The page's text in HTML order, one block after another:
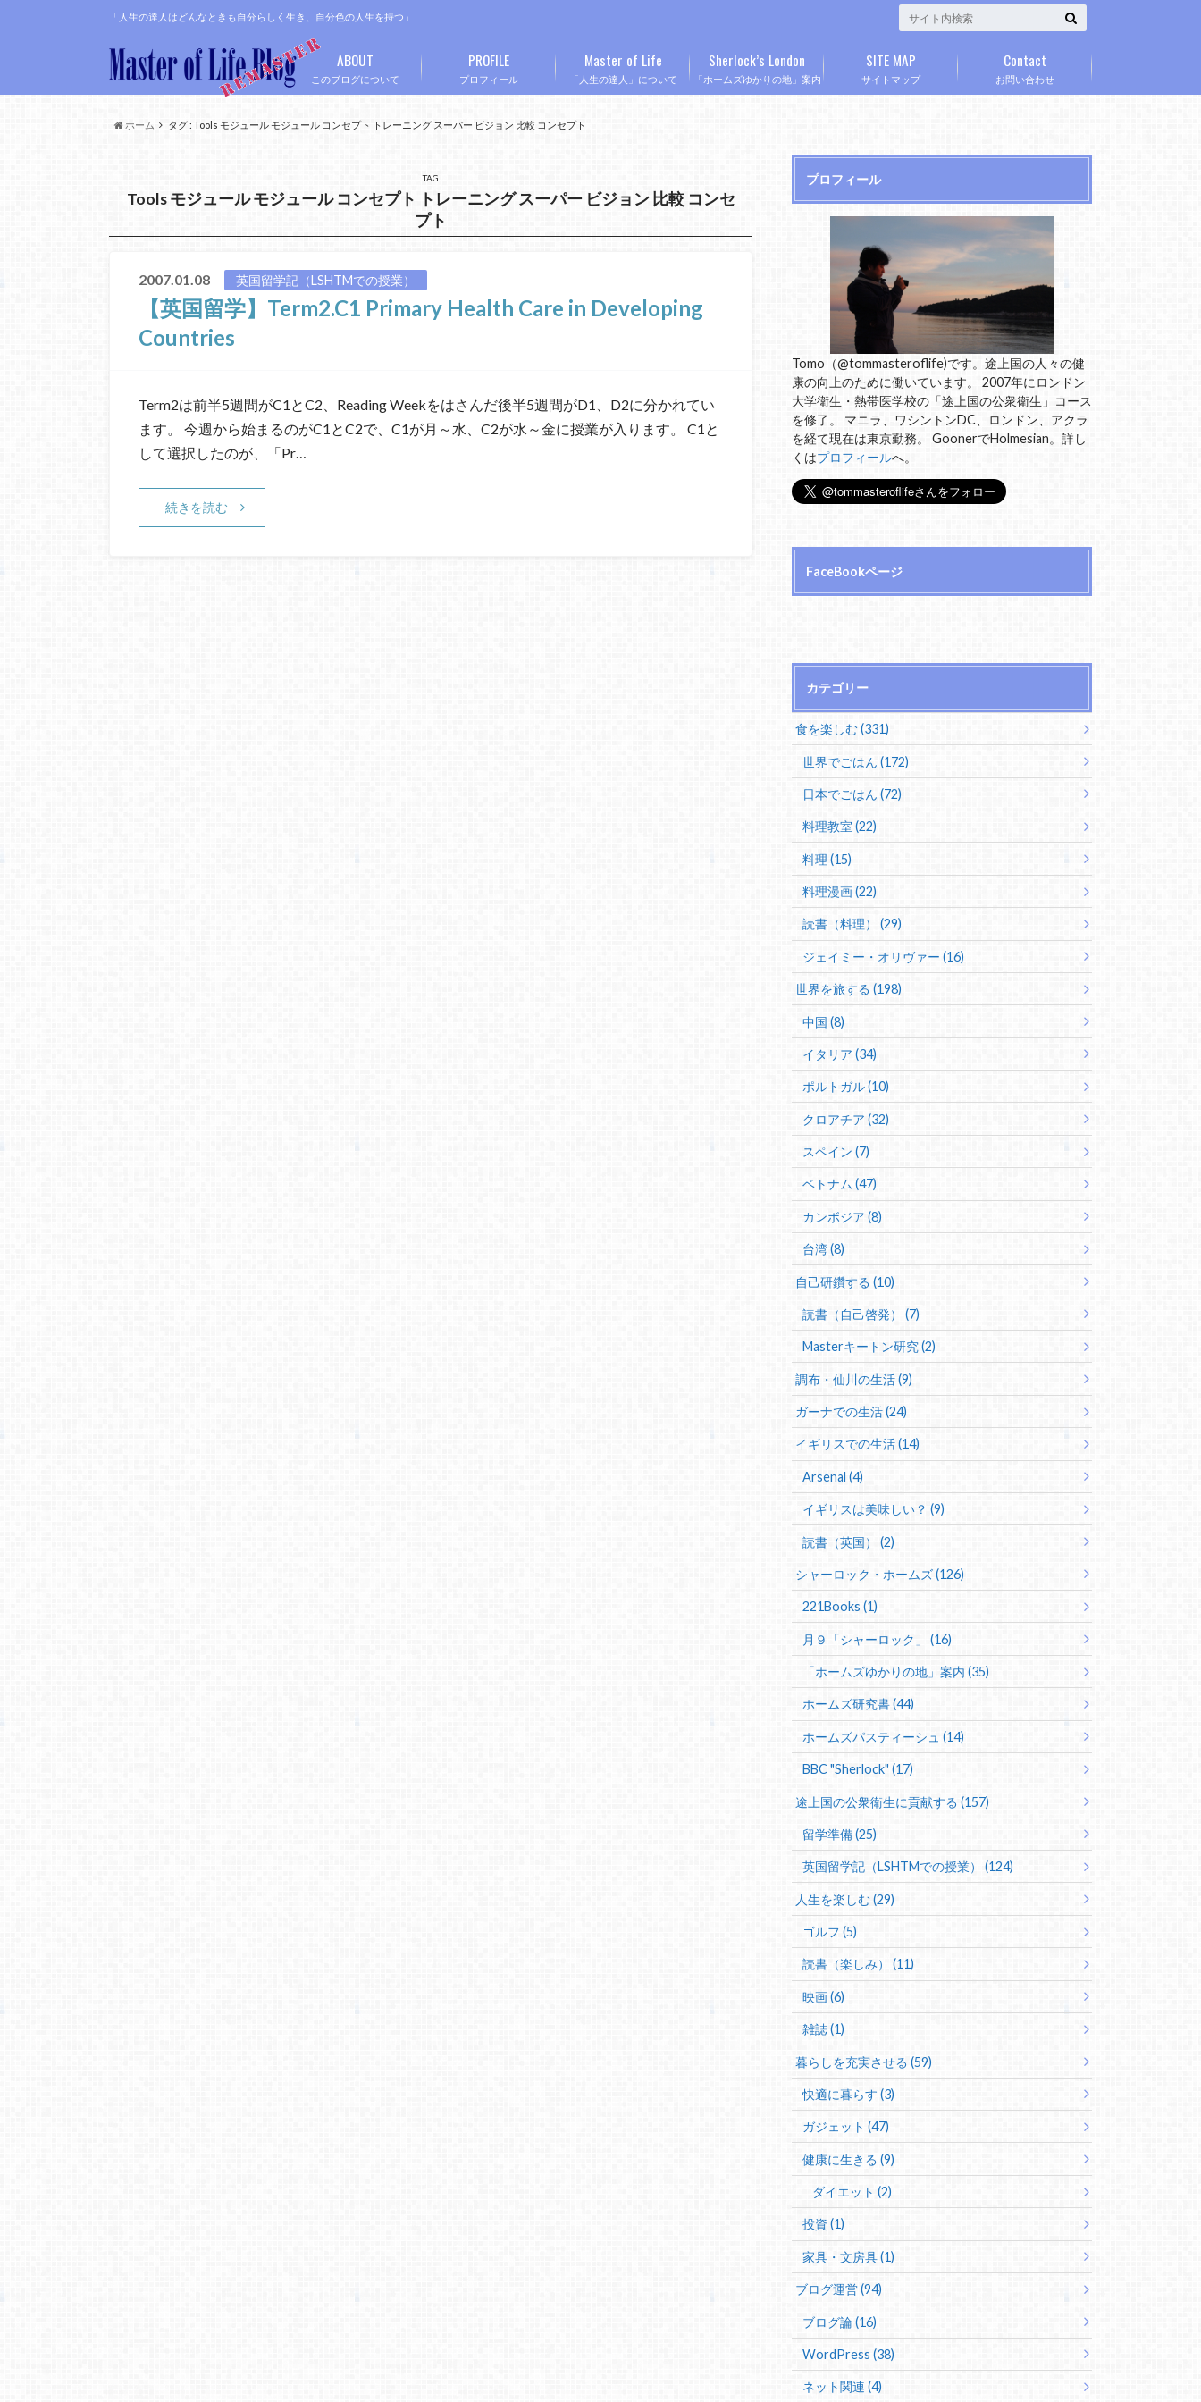
「人生の達人はどんなときも自分らしく生き、自分色の人生を持つ」
このブログについて
ABOUT
プロフィール
PROFILE
「人生の達人」について
Master of Life
「ホームズゆかりの地」案内
Sherlock’s London
サイトマップ
SITE MAP
お問い合わせ
Contact
ホーム タグ : Tools モジュール モジュール コンセプト トレーニング スーパー ビジョン 比較 コンセプト
TAG
Tools モジュール モジュール コンセプト トレーニング スーパー ビジョン 比較 コンセ
プト
2007.01.08 英国留学記（LSHTMでの授業）
【英国留学】Term2.C1 Primary Health Care in Developing
Countries
Term2は前半5週間がC1とC2、Reading Weekをはさんだ後半5週間がD1、D2に分かれてい
ます。 今週から始まるのがC1とC2で、C1が月～水、C2が水～金に授業が入ります。 C1と
して選択したのが、「Pr…
続きを読む
プロフィール
Tomo（@tommasteroflife)です。途上国の人々の健
康の向上のために働いています。 2007年にロンドン
大学衛生・熱帯医学校の「途上国の公衆衛生」コース
を修了。 マニラ、ワシントンDC、ロンドン、アクラ
を経て現在は東京勤務。 GoonerでHolmesian。詳し
くはプロフィールへ。
FaceBookページ
カテゴリー
食を楽しむ (331)
世界でごはん (172)
日本でごはん (72)
料理教室 (22)
料理 (15)
料理漫画 (22)
読書（料理） (29)
ジェイミー・オリヴァー (16)
世界を旅する (198)
中国 (8)
イタリア (34)
ポルトガル (10)
クロアチア (32)
スペイン (7)
ベトナム (47)
カンボジア (8)
台湾 (8)
自己研鑽する (10)
読書（自己啓発） (7)
Masterキートン研究 (2)
調布・仙川の生活 (9)
ガーナでの生活 (24)
イギリスでの生活 (14)
Arsenal (4)
イギリスは美味しい？ (9)
読書（英国） (2)
シャーロック・ホームズ (126)
221Books (1)
月９「シャーロック」 (16)
「ホームズゆかりの地」案内 (35)
ホームズ研究書 (44)
ホームズパスティーシュ (14)
BBC "Sherlock" (17)
途上国の公衆衛生に貢献する (157)
留学準備 (25)
英国留学記（LSHTMでの授業） (124)
人生を楽しむ (29)
ゴルフ (5)
読書（楽しみ） (11)
映画 (6)
雑誌 (1)
暮らしを充実させる (59)
快適に暮らす (3)
ガジェット (47)
健康に生きる (9)
ダイエット (2)
投資 (1)
家具・文房具 (1)
ブログ運営 (94)
ブログ論 (16)
WordPress (38)
ネット関連 (4)